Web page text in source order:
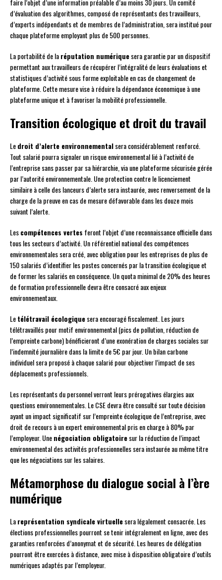
faire l’objet d’une information préalable d’au moins 30 jours. Un comité
d’évaluation des algorithmes, composé de représentants des travailleurs,
d’experts indépendants et de membres de l’administration, sera institué pour
chaque plateforme employant plus de 500 personnes.
La portabilité de laréputation numériquesera garantie par un dispositif
permettant aux travailleurs de récupérer l’intégralité de leurs évaluations et
statistiques d’activité sous forme exploitable en cas de changement de
plateforme. Cette mesure vise à réduire la dépendance économique à une
plateforme unique et à favoriser la mobilité professionnelle.
Transition écologique et droit du travail
Ledroit d’alerte environnementalsera considérablement renforcé.
Tout salarié pourra signaler un risque environnemental lié à l’activité de
l’entreprise sans passer par sa hiérarchie, via une plateforme sécurisée gérée
par l’autorité environnementale. Une protection contre le licenciement
similaire à celle des lanceurs d’alerte sera instaurée, avec renversement de la
charge de la preuve en cas de mesure défavorable dans les douze mois
suivant l’alerte.
Lescompétences vertes feront l’objet d’une reconnaissance officielle dans
tous les secteurs d’activité. Un référentiel national des compétences
environnementales sera créé, avec obligation pour les entreprises de plus de
150 salariés d’identifier les postes concernés par la transition écologique et
de former les salariés en conséquence. Un quota minimal de 20% des heures
de formation professionnelle devra être consacré aux enjeux
environnementaux.
Letélétravail écologiquesera encouragé fiscalement. Les jours
télétravaillés pour motif environnemental (pics de pollution, réduction de
l’empreinte carbone) bénéficieront d’une exonération de charges sociales sur
l’indemnité journalière dans la limite de 5€ par jour. Un bilan carbone
individuel sera proposé à chaque salarié pour objectiver l’impact de ses
déplacements professionnels.
Les représentants du personnel verront leurs prérogatives élargies aux
questions environnementales. Le CSE devra être consulté sur toute décision
ayant un impact significatif sur l’empreinte écologique de l’entreprise, avec
droit de recours à un expert environnemental pris en charge à 80% par
l’employeur. Unenégociation obligatoiresur la réduction de l’impact
environnemental des activités professionnelles sera instaurée au même titre
que les négociations sur les salaires.
Métamorphose du dialogue social à l’ère
numérique
Lareprésentation syndicale virtuellesera légalement consacrée. Les
élections professionnelles pourront se tenir intégralement en ligne, avec des
garanties renforcées d’anonymat et de sécurité. Les heures de délégation
pourront être exercées à distance, avec mise à disposition obligatoire d’outils
numériques adaptés par l’employeur.